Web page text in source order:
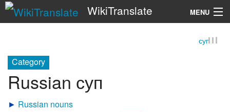
WikiTranslate MENU
суп
Category
Russian суп
► Russian nouns